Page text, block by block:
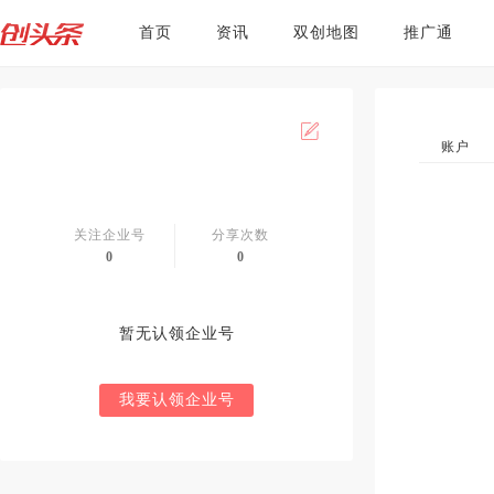
首页 资讯 双创地图 推广通
关注企业号
0
分享次数
0
暂无认领企业号
我要认领企业号
账户